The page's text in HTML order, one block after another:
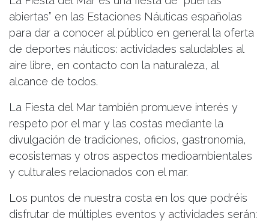
abiertas” en las Estaciones Náuticas españolas
para dar a conocer al público en general la oferta
de deportes náuticos: actividades saludables al
aire libre, en contacto con la naturaleza, al
alcance de todos.
La Fiesta del Mar también promueve interés y
respeto por el mar y las costas mediante la
divulgación de tradiciones, oficios, gastronomía,
ecosistemas y otros aspectos medioambientales
y culturales relacionados con el mar.
Los puntos de nuestra costa en los que podréis
disfrutar de múltiples eventos y actividades serán: